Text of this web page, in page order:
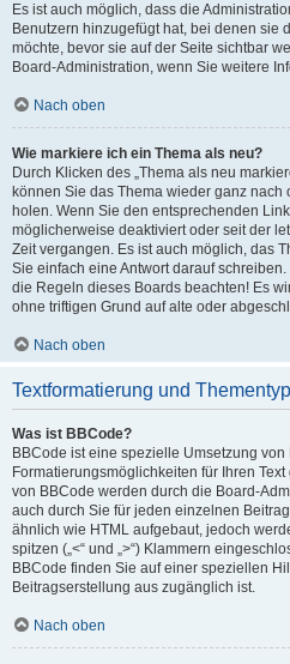
Es ist auch möglich, dass die
Benutzern hinzugefügt hat, bei denen sie
möchte, bevor sie auf der Seite sichtbar
Board-Administration, wenn Sie weitere
Nach oben
Wie markiere ich ein Thema als neu?
Durch Klicken des „Thema als neu
können Sie das Thema wieder ganz
holen. Wenn Sie den entsprechenden
möglicherweise deaktiviert oder seit der
Zeit vergangen. Es ist auch möglich, das
Sie einfach eine Antwort darauf
die Regeln dieses Boards beachten! Es
ohne triftigen Grund auf alte oder
Nach oben
Textformatierung und
Was ist BBCode?
BBCode ist eine spezielle Umsetzung
Formatierungsmöglichkeiten für Ihren
von BBCode werden durch die Board-
auch durch Sie für jeden einzelnen
ähnlich wie HTML aufgebaut, jedoch
spitzen („<“ und „>“) Klammern
BBCode finden Sie auf einer speziellen
Beitragserstellung aus zugänglich ist.
Nach oben